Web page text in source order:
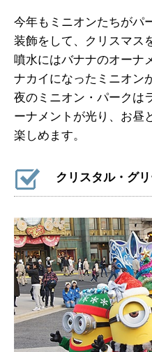
今年もミニオンたちがパ
装飾をして、クリスマス
噴水にはバナナのオーナ
ナカイになったミニオン
夜のミニオン・パークは
ーナメントが光り、お昼
楽しめます。
クリスタル・グ